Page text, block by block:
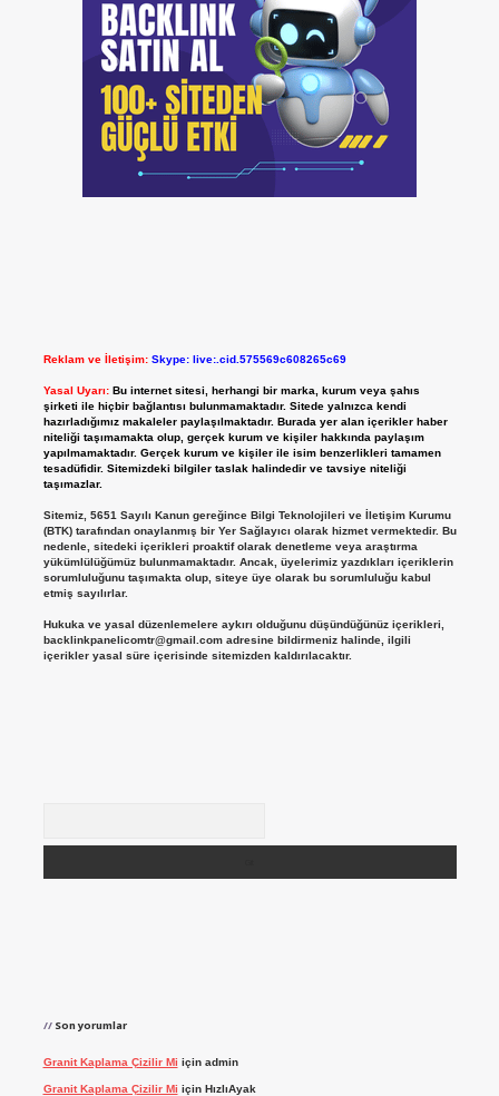
Reklam ve İletişim: Skype: live:.cid.575569c608265c69
Yasal Uyarı: Bu internet sitesi, herhangi bir marka, kurum veya şahıs
şirketi ile hiçbir bağlantısı bulunmamaktadır. Sitede yalnızca kendi
hazırladığımız makaleler paylaşılmaktadır. Burada yer alan içerikler haber
niteliği taşımamakta olup, gerçek kurum ve kişiler hakkında paylaşım
yapılmamaktadır. Gerçek kurum ve kişiler ile isim benzerlikleri tamamen
tesadüfidir. Sitemizdeki bilgiler taslak halindedir ve tavsiye niteliği
taşımazlar.
Sitemiz, 5651 Sayılı Kanun gereğince Bilgi Teknolojileri ve İletişim Kurumu
(BTK) tarafından onaylanmış bir Yer Sağlayıcı olarak hizmet vermektedir. Bu
nedenle, sitedeki içerikleri proaktif olarak denetleme veya araştırma
yükümlülüğümüz bulunmamaktadır. Ancak, üyelerimiz yazdıkları içeriklerin
sorumluluğunu taşımakta olup, siteye üye olarak bu sorumluluğu kabul
etmiş sayılırlar.
Hukuka ve yasal düzenlemelere aykırı olduğunu düşündüğünüz içerikleri,
backlinkpanelicomtr@gmail.comadresine bildirmeniz halinde, ilgili
içerikler yasal süre içerisinde sitemizden kaldırılacaktır.
Son yorumlar
Granit Kaplama Çizilir Mi için admin
Granit Kaplama Çizilir Mi için HızlıAyak